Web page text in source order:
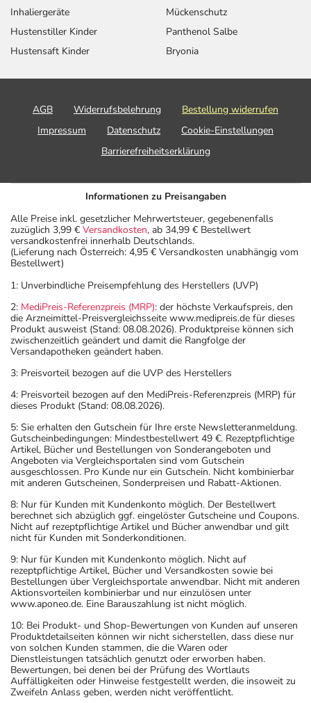
Dauer der Anwendung?
Die Anwendungsdauer richtet sich nach Art der
Beschwerde und/oder Dauer der Erkrankung und wird
Bei einer Überdosierung kann es zu niedrigem Blutdruck,
erhöhter Herzfrequenz und Pulserniedrigung kommen.
Setzen Sie sich bei dem Verdacht auf eine Überdosierung
Einnahme vergessen?
Setzen Sie die Einnahme zum nächsten vorgeschriebenen
Zeitpunkt ganz normal (also nicht mit der doppelten
Menge) fort.
Generell gilt: Achten Sie vor allem bei Säuglingen,
gewissenhafte Dosierung. Im Zweifelsfalle fragen Sie
Ihren Arzt oder Apotheker nach etwaigen Auswirkungen
oder Vorsichtsmaßnahmen.
Eine vom Arzt verordnete Dosierung kann von den
Angaben der Packungsbeilage abweichen. Da der Arzt sie
individuell abstimmt, sollten Sie das Arzneimittel daher
nach seinen Anweisungen anwenden.
Aufbewahrung
Wichtige Hinweise
Was sollten Sie beachten?
- Vorsicht: Das Reaktionsvermögen kann auch bei
bestimmungsgemäßem Gebrauch beeinträchtigt sein.
Achten Sie vor allem darauf, wenn Sie am Straßenverkehr
teilnehmen oder Maschinen (auch im Haushalt) bedienen,
mit denen Sie sich verletzen können.
- Vorsicht bei Allergie gegen Sartane!
- Vorsicht bei Allergie gegen Maisstärke!
- Vorsicht bei Allergie gegen Propylenglykol und ähnliche
Stoffe!
- Vorsicht bei einer Unverträglichkeit gegenüber Lactose.
Wenn Sie eine Diabetes-Diät einhalten müssen, sollten
Inhaliergeräte
Hustenstiller Kinder
Hustensaft Kinder
Mückenschutz
Panthenol Salbe
Bryonia
AGB Widerrufsbelehrung
Bestellung widerrufen
Impressum
Datenschutz
Cookie-Einstellungen
Barrierefreiheitserklärung
Informationen zu Preisangaben
Alle Preise inkl. gesetzlicher Mehrwertsteuer, gegebenenfalls
zuzüglich 3,99 € Versandkosten, ab 34,99 € Bestellwert
versandkostenfrei innerhalb Deutschlands.
(Lieferung nach Österreich: 4,95 € Versandkosten unabhängig vom
Bestellwert)
1: Unverbindliche Preisempfehlung des Herstellers (UVP)
2: MediPreis-Referenzpreis (MRP): der höchste Verkaufspreis, den
die Arzneimittel-Preisvergleichsseite www.medipreis.de für dieses
Produkt ausweist (Stand: 08.08.2026). Produktpreise können sich
zwischenzeitlich geändert und damit die Rangfolge der
Versandapotheken geändert haben.
3: Preisvorteil bezogen auf die UVP des Herstellers
4: Preisvorteil bezogen auf den MediPreis-Referenzpreis (MRP) für
dieses Produkt (Stand: 08.08.2026).
5: Sie erhalten den Gutschein für Ihre erste Newsletteranmeldung.
Gutscheinbedingungen: Mindestbestellwert 49 €. Rezeptpflichtige
Artikel, Bücher und Bestellungen von Sonderangeboten und
Angeboten via Vergleichsportalen sind vom Gutschein
ausgeschlossen. Pro Kunde nur ein Gutschein. Nicht kombinierbar
mit anderen Gutscheinen, Sonderpreisen und Rabatt-Aktionen.
8: Nur für Kunden mit Kundenkonto möglich. Der Bestellwert
berechnet sich abzüglich ggf. eingelöster Gutscheine und Coupons.
Nicht auf rezeptpflichtige Artikel und Bücher anwendbar und gilt
nicht für Kunden mit Sonderkonditionen.
9: Nur für Kunden mit Kundenkonto möglich. Nicht auf
rezeptpflichtige Artikel, Bücher und Versandkosten sowie bei
Bestellungen über Vergleichsportale anwendbar. Nicht mit anderen
Aktionsvorteilen kombinierbar und nur einzulösen unter
www.aponeo.de. Eine Barauszahlung ist nicht möglich.
10: Bei Produkt- und Shop-Bewertungen von Kunden auf unseren
Produktdetailseiten können wir nicht sicherstellen, dass diese nur
von solchen Kunden stammen, die die Waren oder
Dienstleistungen tatsächlich genutzt oder erworben haben.
Bewertungen, bei denen bei der Prüfung des Wortlauts
Auffälligkeiten oder Hinweise festgestellt werden, die insoweit zu
Zweifeln Anlass geben, werden nicht veröffentlicht.